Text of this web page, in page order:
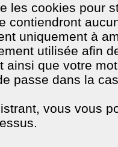
les cookies pour
contiendront
uniquement à
utilisée afin
ainsi que votre
passe dans la
vous vous